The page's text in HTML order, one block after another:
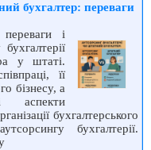
бухгалтер: переваги
і
у штаті.
її
бізнесу, а
аспекти
бухгалтерського
бухгалтерії.